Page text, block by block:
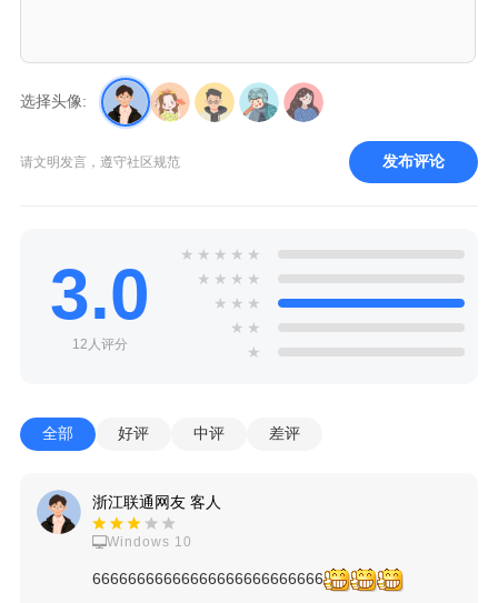
选择头像:
请文明发言，遵守社区规范 发布评论
3.0
12人评分
★ ★ ★ ★ ★
★ ★ ★ ★
★ ★ ★
★ ★
★
全部 好评 中评 差评
浙江联通网友 客人
Windows 10
66666666666666666666666666